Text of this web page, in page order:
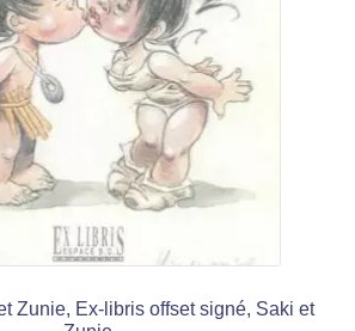
Zunie, Ex-libris offset signé, Saki et